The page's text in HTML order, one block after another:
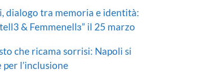
dialogo tra memoria e identità:
& Femmenellɜ” il 25 marzo
che ricama sorrisi: Napoli si
per l’inclusione